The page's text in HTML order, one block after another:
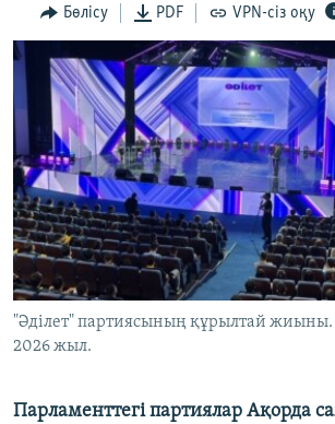
Search
ӘЛЕМ
АРНАЙЫ ЖОБАЛАР
Русский
ЖАЗЫЛЫҢЫЗ
Басқа тілдерде
Бөлісу PDF VPN-сіз оқу
"Әділет" партиясының құрылтай жиыны.
2026 жыл.
Парламенттегі партиялар Ақорда